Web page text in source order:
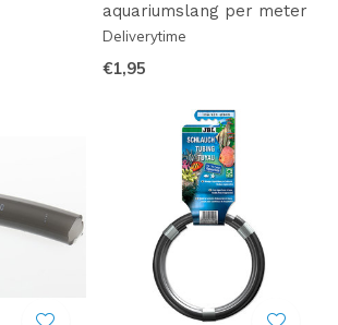
aquariumslang per meter
Deliverytime
€1,95